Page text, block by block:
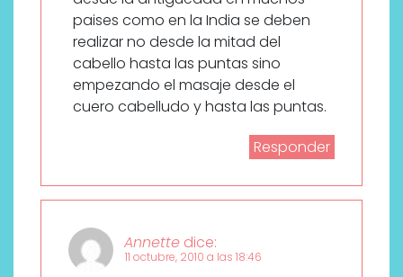
paises como en la India se deben
realizar no desde la mitad del
cabello hasta las puntas sino
empezando el masaje desde el
cuero cabelludo y hasta las puntas.
Responder
Annette dice:
11 octubre, 2010 a las 18:46